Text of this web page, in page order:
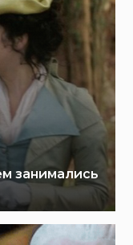
занимались